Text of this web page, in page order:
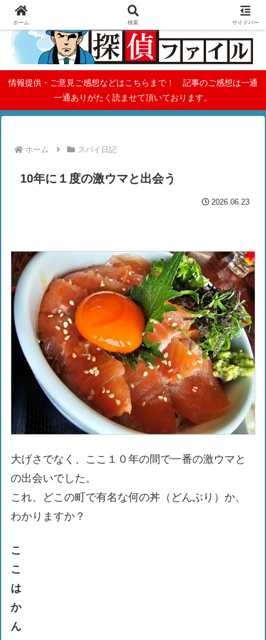
情報提供・ご意見ご感想などはこちらまで！ 記事のご感想は一通
一通ありがたく読ませて頂いております。
ホーム スパイ日記
10年に１度の激ウマと出会う
2026.06.23
大げさでなく、ここ１０年の間で一番の激ウマと
の出会いでした。
これ、どこの町で有名な何の丼（どんぶり）か、
わかりますか？
こ
こ
は
か
ん
ホーム 検索 サイドバー